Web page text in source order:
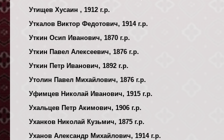
Утищев Хусаин , 1912 г.р.
Уткалов Виктор Федотович, 1914 г.р.
Уткин Осип Иванович, 1870 г.р.
Уткин Павел Алексеевич, 1876 г.р.
Уткин Петр Иванович, 1892 г.р.
Утолин Павел Михайлович, 1876 г.р.
Уфимцев Николай Иванович, 1915 г.р.
Ухальцев Петр Акимович, 1906 г.р.
Уханков Николай Кузьмич, 1875 г.р.
Уханов Александр Михайлович, 1914 г.р.